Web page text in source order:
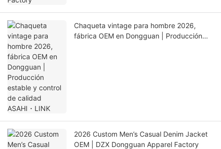
Chaqueta vintage para hombre 2026,
fábrica OEM en Dongguan | Producción
2026 Custom Men’s Casual Denim Jacket
OEM | DZX Dongguan Apparel Factory